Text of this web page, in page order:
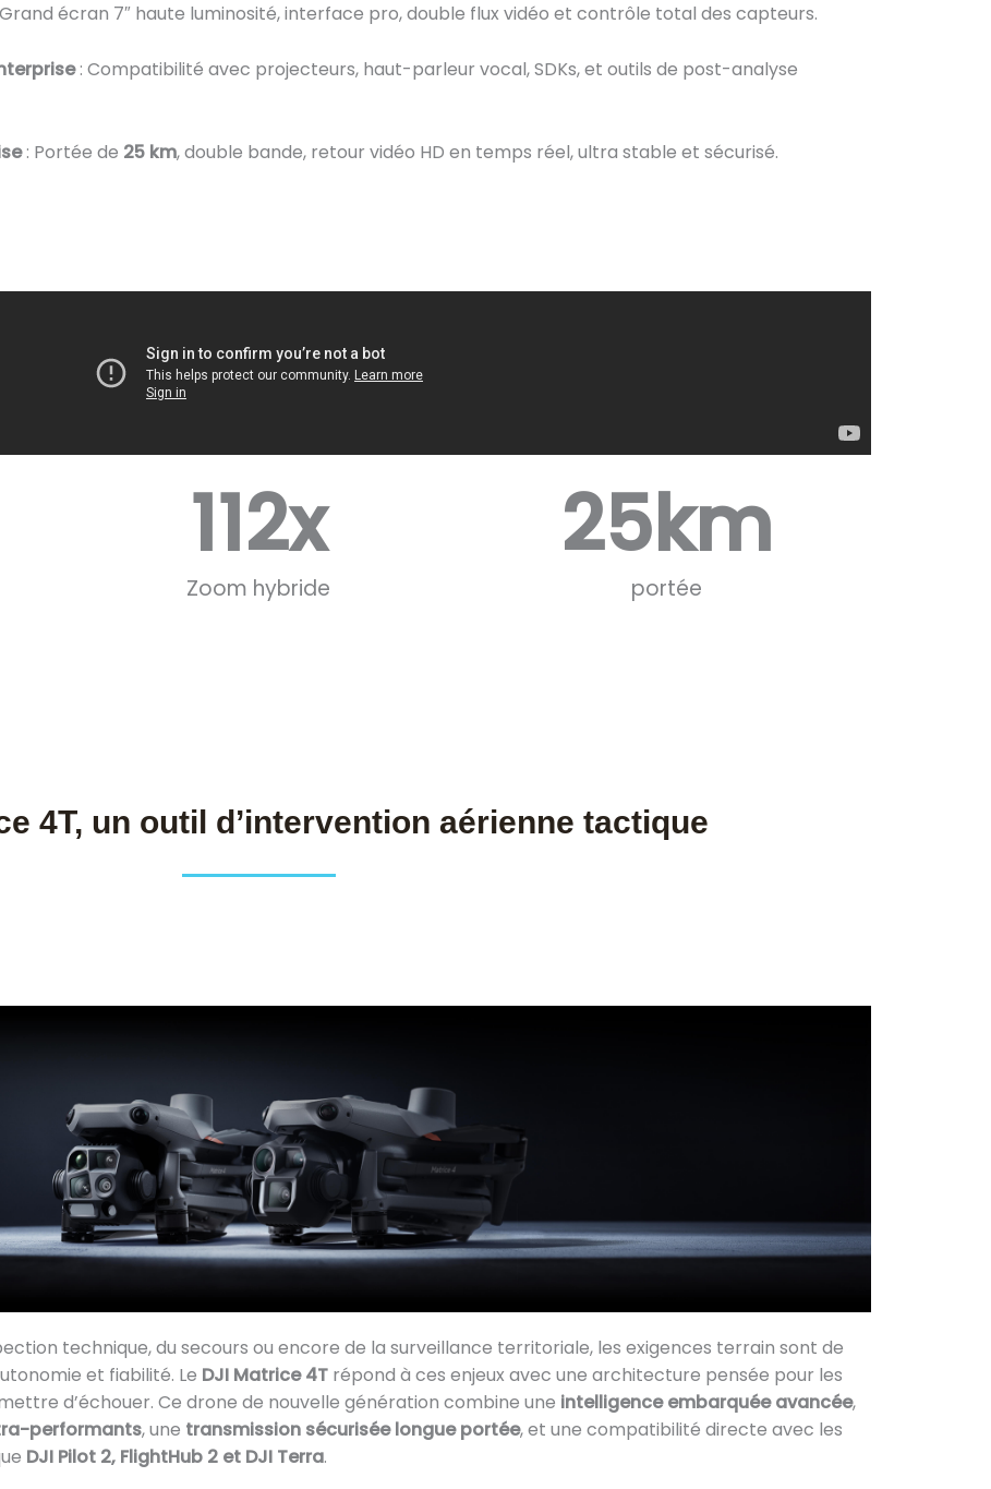
écran 7″ haute luminosité, interface pro, double flux vidéo et contrôle total des capteurs.
: Compatibilité avec projecteurs, haut-parleur vocal, SDKs, et outils de post-analyse
: Portée de 25 km, double bande, retour vidéo HD en temps réel, ultra stable et sécurisé.
Zoom hybride
112x
portée
25km
4T, un outil d’intervention aérienne tactique
technique, du secours ou encore de la surveillance territoriale, les exigences terrain sont de
et fiabilité. Le DJI Matrice 4T répond à ces enjeux avec une architecture pensée pour les
d’échouer. Ce drone de nouvelle génération combine une intelligence embarquée avancée,
performants, une transmission sécurisée longue portée, et une compatibilité directe avec les
DJI Pilot 2, FlightHub 2 et DJI Terra.